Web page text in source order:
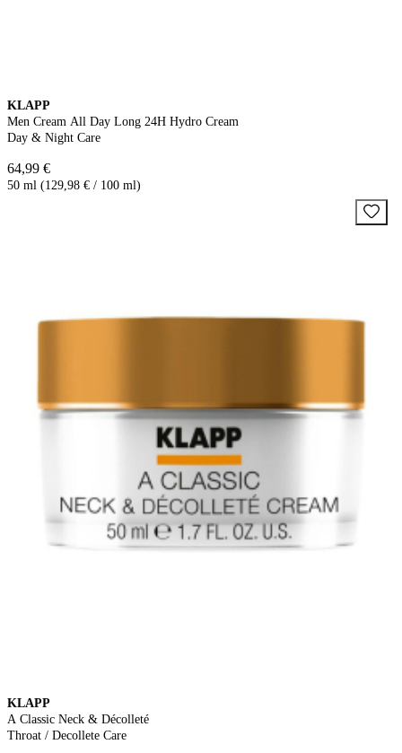
KLAPP
Men Cream All Day Long 24H Hydro Cream
Day & Night Care
64,99 €
50 ml (129,98 € / 100 ml)
KLAPP
A Classic Neck & Décolleté
Throat / Decollete Care